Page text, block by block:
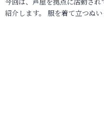
紹介します。 服を着て立つぬ